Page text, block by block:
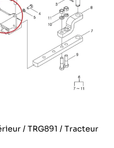
/ TRG891 / Tracteur